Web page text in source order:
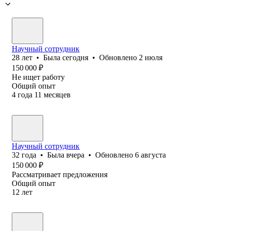
Научный сотрудник
28 лет • Была сегодня • Обновлено 2 июля
150 000 ₽
Не ищет работу
Общий опыт
4 года 11 месяцев
Научный сотрудник
32 года • Была вчера • Обновлено 6 августа
150 000 ₽
Рассматривает предложения
Общий опыт
12 лет